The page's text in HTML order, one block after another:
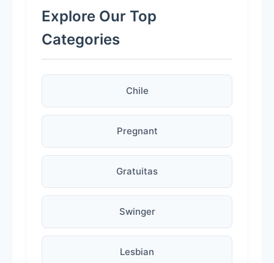
Explore Our Top
Categories
Chile
Pregnant
Gratuitas
Swinger
Lesbian